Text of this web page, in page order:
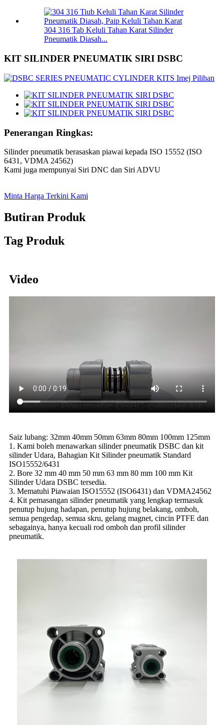
304 316 Tab Keluli Tahan Karat Silinder
Pneumatik Diasah...
KIT SILINDER PNEUMATIK SIRI DSBC
Penerangan Ringkas:
Silinder pneumatik berasaskan piawai kepada ISO 15552 (ISO
6431, VDMA 24562)
Kami juga mempunyai Siri DNC dan Siri ADVU
Minta Harga Terkini Kami
Butiran Produk
Tag Produk
Video
Saiz lubang: 32mm 40mm 50mm 63mm 80mm 100mm 125mm
1. Kami boleh menawarkan silinder pneumatik DSBC dan kit
silinder Udara, Bahagian Kit Silinder pneumatik Standard
ISO15552/6431
2. Bore 32 mm 40 mm 50 mm 63 mm 80 mm 100 mm Kit
Silinder Udara DSBC tersedia.
3. Mematuhi Piawaian ISO15552 (ISO6431) dan VDMA24562
4. Kit pemasangan silinder pneumatik yang lengkap termasuk
penutup hujung hadapan, penutup hujung belakang, omboh,
semua pengedap, semua skru, gelang magnet, cincin PTFE dan
sebagainya, hanya kecuali rod omboh dan profil silinder
pneumatik.